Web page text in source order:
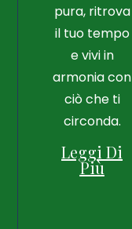
pura, ritrova
il tuo tempo
e vivi in
armonia con
ciò che ti
circonda.
Leggi Di
Più